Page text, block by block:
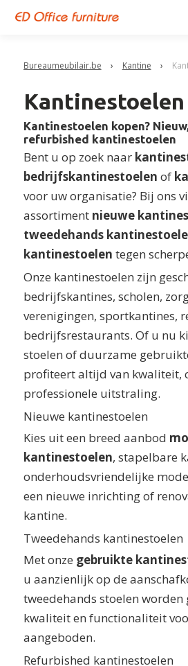
Bureaumeubilair.be › Kantine ›
Kantinestoelen
Kantinestoelen kopen?
refurbished kantinestoelen
Bent u op zoek naar
bedrijfskantinestoelen of
voor uw organisatie? Bij ons
assortiment nieuwe
tweedehands
kantinestoelen tegen
Onze kantinestoelen zijn
bedrijfskantines, scholen,
verenigingen, sportkantines,
bedrijfsrestaurants. Of u nu
stoelen of duurzame
profiteert altijd van kwaliteit,
professionele uitstraling.
Nieuwe kantinestoelen
Kies uit een breed aanbod
kantinestoelen, stapelbare
onderhoudsvriendelijke
een nieuwe inrichting of
kantine.
Tweedehands kantinestoelen
Met onze gebruikte
u aanzienlijk op de
tweedehands stoelen
kwaliteit en functionaliteit
aangeboden.
Refurbished kantinestoelen